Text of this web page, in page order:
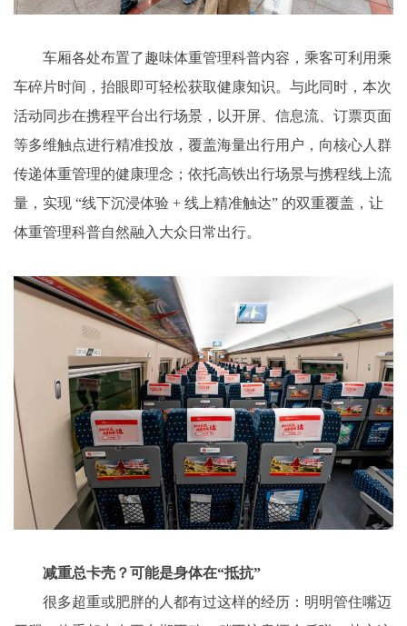
车厢各处布置了趣味体重管理科普内容，乘客可利用乘
车碎片时间，抬眼即可轻松获取健康知识。与此同时，本次
活动同步在携程平台出行场景，以开屏、信息流、订票页面
等多维触点进行精准投放，覆盖海量出行用户，向核心人群
传递体重管理的健康理念；依托高铁出行场景与携程线上流
量，实现 “线下沉浸体验 + 线上精准触达” 的双重覆盖，让
体重管理科普自然融入大众日常出行。
减重总卡壳？可能是身体在“抵抗”
很多超重或肥胖的人都有过这样的经历：明明管住嘴迈